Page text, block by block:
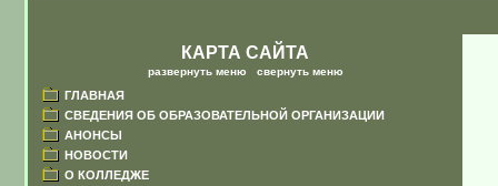
КАРТА САЙТА
развернуть меню свернуть меню
ГЛАВНАЯ
СВЕДЕНИЯ ОБ ОБРАЗОВАТЕЛЬНОЙ ОРГАНИЗАЦИИ
АНОНСЫ
НОВОСТИ
О КОЛЛЕДЖЕ